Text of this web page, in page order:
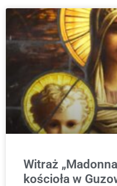
Witraż
kościoła w